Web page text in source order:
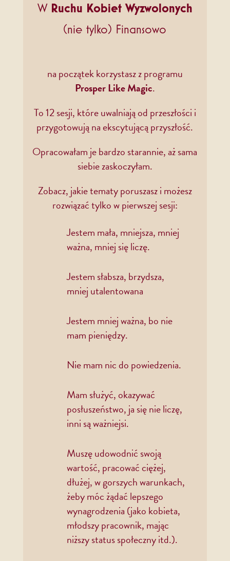
W Ruchu Kobiet Wyzwolonych
(nie tylko) Finansowo
na początek korzystasz z programu
Prosper Like Magic.
To 12 sesji, które uwalniają od przeszłości i
przygotowują na ekscytującą przyszłość.
Opracowałam je bardzo starannie, aż sama
siebie zaskoczyłam.
Zobacz, jakie tematy poruszasz i możesz
rozwiązać tylko w pierwszej sesji:
Jestem mała, mniejsza, mniej
ważna, mniej się liczę.
Jestem słabsza, brzydsza,
mniej utalentowana
Jestem mniej ważna, bo nie
mam pieniędzy.
Nie mam nic do powiedzenia.
Mam służyć, okazywać
posłuszeństwo, ja się nie liczę,
inni są ważniejsi.
Muszę udowodnić swoją
wartość, pracować ciężej,
dłużej, w gorszych warunkach,
żeby móc żądać lepszego
wynagrodzenia (jako kobieta,
młodszy pracownik, mając
niższy status społeczny itd.).